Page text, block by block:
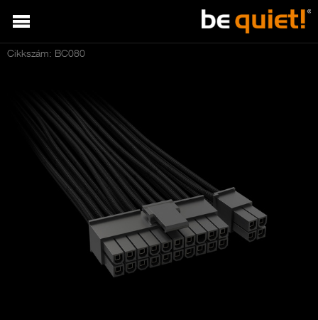
Cikkszám: BC080